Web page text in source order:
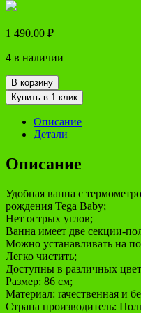
1 490.00 ₽
4 в наличии
В корзину
Купить в 1 клик
Описание
Детали
Описание
Удобная ванна с
рождения Tega Baby;
Нет острых углов;
Ванна имеет две секции-
Можно устанавливать на
Легко чистить;
Доступны в различных
Размер: 86 см;
Материал: rачественная и
Страна производитель: